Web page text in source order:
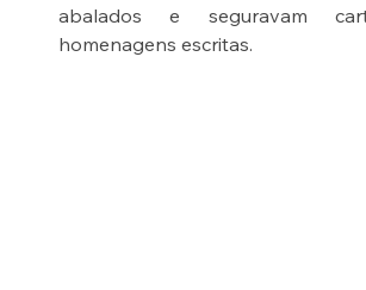
abalados e seguravam
homenagens escritas.